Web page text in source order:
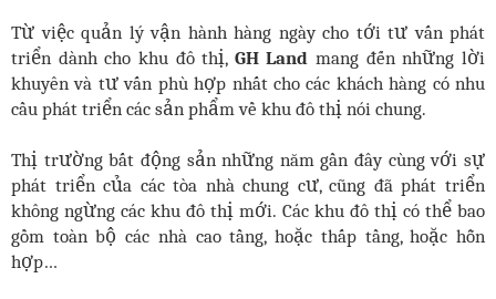
Từ việc quản lý vận hành hàng ngày cho tới tư vấn phát
triển dành cho khu đô thị, GH Land mang đến những lời
khuyên và tư vấn phù hợp nhất cho các khách hàng có nhu
cầu phát triển các sản phẩm về khu đô thị nói chung.
Thị trường bất động sản những năm gần đây cùng với sự
phát triển của các tòa nhà chung cư, cũng đã phát triển
không ngừng các khu đô thị mới. Các khu đô thị có thể bao
gồm toàn bộ các nhà cao tầng, hoặc thấp tầng, hoặc hỗn
hợp…